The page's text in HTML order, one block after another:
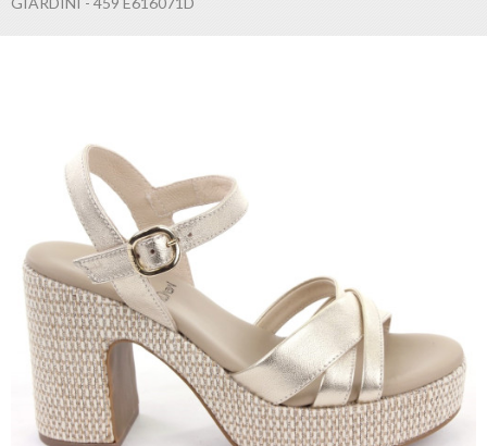
Login
Registar
Carrinho
de
compras
Glispe